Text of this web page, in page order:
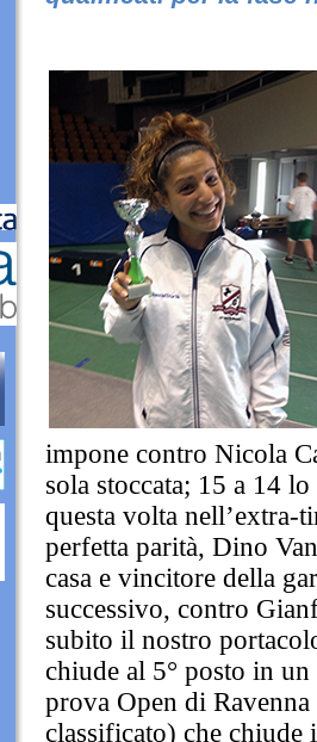
impone contro Nicola
sola stoccata; 15 a 14
questa volta
perfetta parità, Dino
casa e vincitore della
successivo, contro
subito il nostro
chiude al 5° posto in
prova Open di
classificato) che